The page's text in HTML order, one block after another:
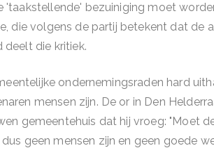
bezuiniging moet
die volgens de partij betekent dat de
deelt die kritiek.
ondernemingsraden hard
mensen zijn. De or in Den
gemeentehuis dat hij vroeg: "Moet
geen mensen zijn en geen goede